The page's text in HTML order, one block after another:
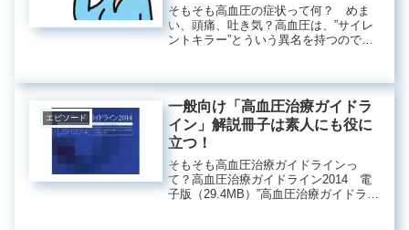
そもそも高血圧の症状って何？ めま
い、頭痛、吐き気？高血圧は、”サイレ
ントキラー”とういう異名を持つのでし
くない場合であって、末期の高血圧
では当然症状が出るようになります...
エピソード
一般向け「高血圧治療ガイドラ
イン」解説冊子は素人にも役に
立つ！
そもそも高血圧治療ガイドラインっ
て？高血圧治療ガイドライン2014 電
子版（29.4MB）”高血圧治療ガイドライ